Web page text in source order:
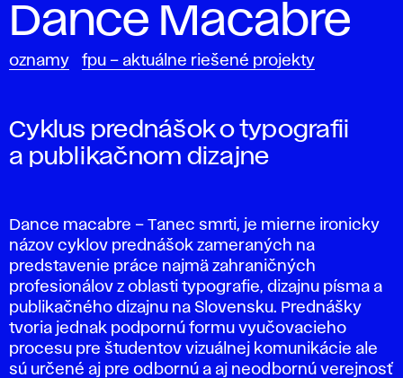
Dance Macabre
oznamy fpu – aktuálne riešené projekty
Cyklus prednášok o typografii
a publikačnom dizajne
Dance macabre – Tanec smrti, je mierne ironicky
názov cyklov prednášok zameraných na
predstavenie práce najmä zahraničných
profesionálov z oblasti typografie, dizajnu písma a
publikačného dizajnu na Slovensku. Prednášky
tvoria jednak podpornú formu vyučovacieho
procesu pre študentov vizuálnej komunikácie ale
sú určené aj pre odbornú a aj neodbornú verejnosť